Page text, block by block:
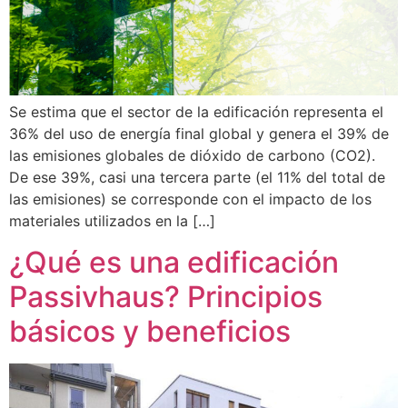
Se estima que el sector de la edificación representa el
36% del uso de energía final global y genera el 39% de
las emisiones globales de dióxido de carbono (CO2).
De ese 39%, casi una tercera parte (el 11% del total de
las emisiones) se corresponde con el impacto de los
materiales utilizados en la […]
¿Qué es una edificación
Passivhaus? Principios
básicos y beneficios